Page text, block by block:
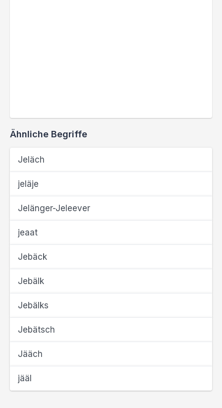
Ähnliche Begriffe
Jeläch
jeläje
Jelänger-Jeleever
jeaat
Jebäck
Jebälk
Jebälks
Jebätsch
Jääch
jääl